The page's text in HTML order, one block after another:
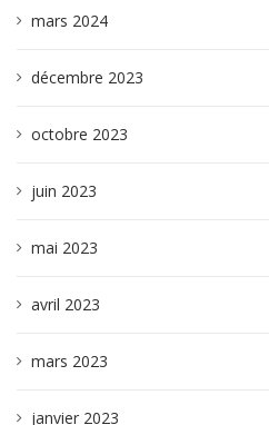
mars 2024
décembre 2023
octobre 2023
juin 2023
mai 2023
avril 2023
mars 2023
janvier 2023